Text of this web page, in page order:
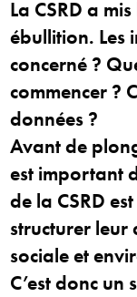
La CSRD a
ébullition. Les
concerné ?
commencer ?
données ?
Avant de
est important
de la CSRD
structurer leur
sociale et
C’est donc un